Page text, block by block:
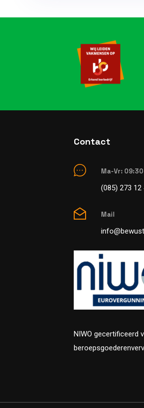
Contact
Ma-Vr:
(085) 273 12
Mail
NIWO gecertificeerd